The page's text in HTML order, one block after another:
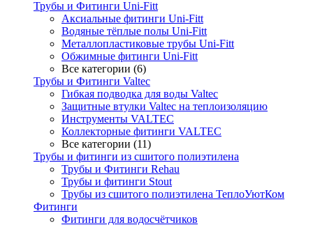
Трубы и Фитинги Uni-Fitt
Аксиальные фитинги Uni-Fitt
Водяные тёплые полы Uni-Fitt
Металлопластиковые трубы Uni-Fitt
Обжимные фитинги Uni-Fitt
Все категории (6)
Трубы и Фитинги Valtec
Гибкая подводка для воды Valtec
Защитные втулки Valtec на теплоизоляцию
Инструменты VALTEC
Коллекторные фитинги VALTEC
Все категории (11)
Трубы и фитинги из сшитого полиэтилена
Трубы и Фитинги Rehau
Трубы и фитинги Stout
Трубы из сшитого полиэтилена ТеплоУютКом
Фитинги
Фитинги для водосчётчиков